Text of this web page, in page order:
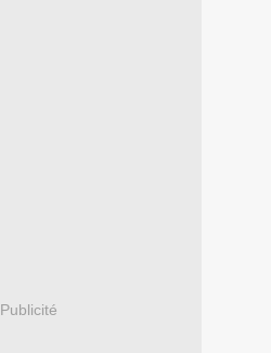
Publicité